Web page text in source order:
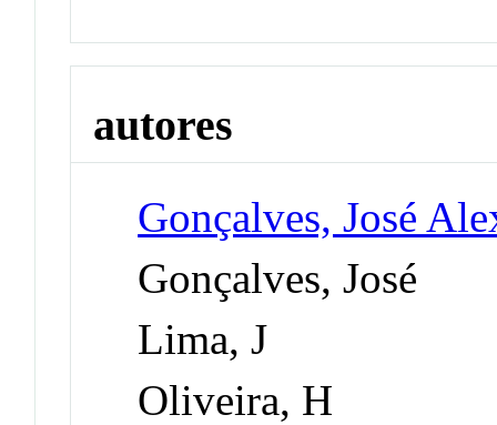
autores
Gonçalves, José
Gonçalves, José
Lima, J
Oliveira, H